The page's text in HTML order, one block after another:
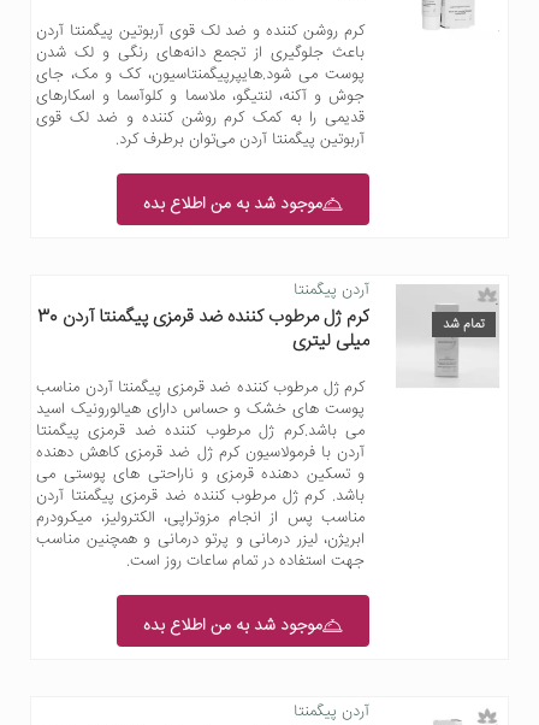
کرم روشن کننده و ضد لک قوی آربوتین پیگمنتا آردن
باعث جلوگیری از تجمع دانه‌های رنگی و لک شدن
پوست می شود.هایپرپیگمنتاسیون، کک و مک، جای
جوش و آکنه، لنتیگو، ملاسما و کلوآسما و اسکارهای
قدیمی را به کمک کرم روشن کننده و ضد لک قوی
آربوتین پیگمنتا آردن می‌توان برطرف کرد.
موجود شد به من اطلاع بده
تمام شد
آردن پیگمنتا
کرم ژل مرطوب کننده ضد قرمزی پیگمنتا آردن 30
میلی لیتری
کرم ژل مرطوب کننده ضد قرمزی پیگمنتا آردن مناسب
پوست های خشک و حساس دارای هیالورونیک اسید
می باشد.کرم ژل مرطوب کننده ضد قرمزی پیگمنتا
آردن با فرمولاسیون کرم ژل ضد قرمزی کاهش دهنده
و تسکین دهنده قرمزی و ناراحتی های پوستی می
باشد. کرم ژل مرطوب کننده ضد قرمزی پیگمنتا آردن
مناسب پس از انجام مزوتراپی، الکترولیز، میکرودرم
ابریژن، لیزر درمانی و پرتو درمانی و همچنین مناسب
جهت استفاده در تمام ساعات روز است.
موجود شد به من اطلاع بده
آردن پیگمنتا